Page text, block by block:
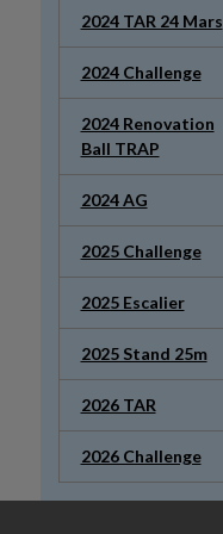
2024 TAR 24 Mars
2024 Challenge
2024 Renovation
Ball TRAP
2024 AG
2025 Challenge
2025 Escalier
2025 Stand 25m
2026 TAR
2026 Challenge